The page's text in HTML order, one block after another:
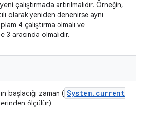
çalıştırmada artırılmalıdır. Örneğin,
olarak yeniden denenirse aynı
4 çalıştırma olmalı ve
arasında olmalıdır.
başladığı zaman ( System. current
ölçülür)